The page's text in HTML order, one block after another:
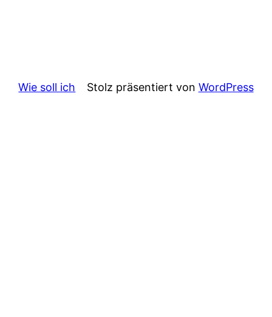
Wie soll ich Stolz präsentiert von WordPress